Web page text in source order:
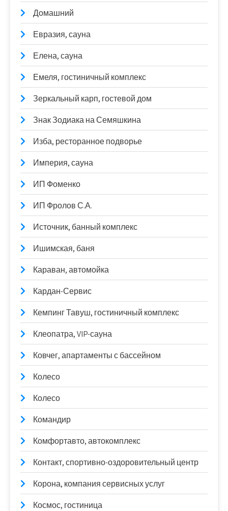
Домашний
Евразия, сауна
Елена, сауна
Емеля, гостиничный комплекс
Зеркальный карп, гостевой дом
Знак Зодиака на Семяшкина
Изба, ресторанное подворье
Империя, сауна
ИП Фоменко
ИП Фролов С.А.
Источник, банный комплекс
Ишимская, баня
Караван, автомойка
Кардан-Сервис
Кемпинг Тавуш, гостиничный комплекс
Клеопатра, VIP-сауна
Ковчег, апартаменты с бассейном
Колесо
Колесо
Командир
Комфортавто, автокомплекс
Контакт, спортивно-оздоровительный центр
Корона, компания сервисных услуг
Космос, гостиница